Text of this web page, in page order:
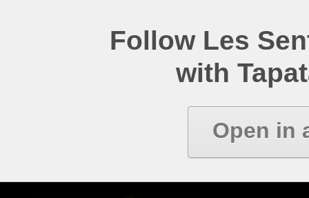
Follow Les
with
Open in